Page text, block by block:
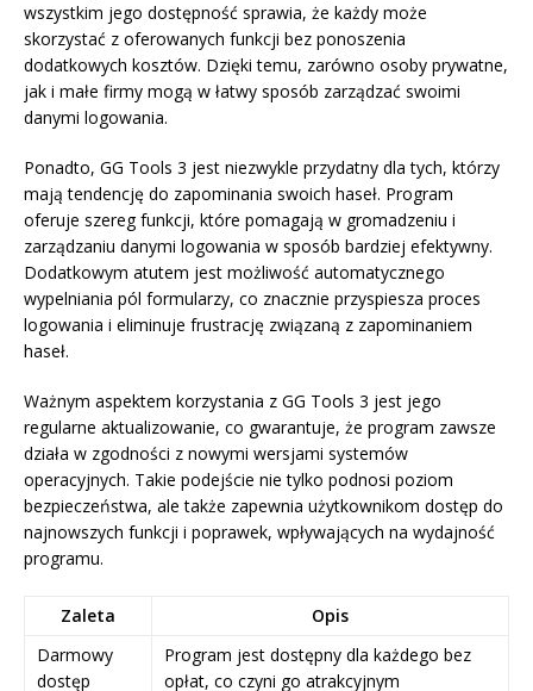
wszystkim jego dostępność sprawia, że każdy może
skorzystać z oferowanych funkcji bez ponoszenia
dodatkowych kosztów. Dzięki temu, zarówno osoby prywatne,
jak i małe firmy mogą w łatwy sposób zarządzać swoimi
danymi logowania.
Ponadto, GG Tools 3 jest niezwykle przydatny dla tych, którzy
mają tendencję do zapominania swoich haseł. Program
oferuje szereg funkcji, które pomagają w gromadzeniu i
zarządzaniu danymi logowania w sposób bardziej efektywny.
Dodatkowym atutem jest możliwość automatycznego
wypelniania pól formularzy, co znacznie przyspiesza proces
logowania i eliminuje frustrację związaną z zapominaniem
haseł.
Ważnym aspektem korzystania z GG Tools 3 jest jego
regularne aktualizowanie, co gwarantuje, że program zawsze
działa w zgodności z nowymi wersjami systemów
operacyjnych. Takie podejście nie tylko podnosi poziom
bezpieczeństwa, ale także zapewnia użytkownikom dostęp do
najnowszych funkcji i poprawek, wpływających na wydajność
programu.
Zaleta
Opis
Darmowy
dostęp
Program jest dostępny dla każdego bez
opłat, co czyni go atrakcyjnym